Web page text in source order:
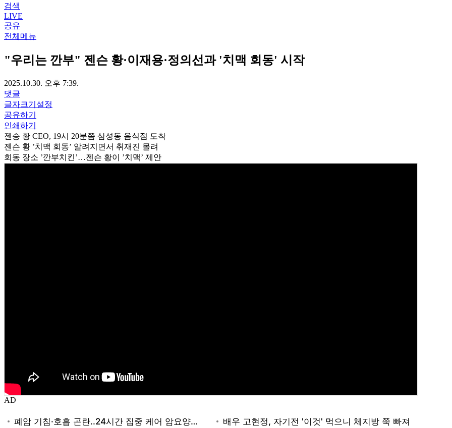
검색
LIVE
공유
전체메뉴
"우리는 깐부" 젠슨 황·이재용·정의선과 '치맥 회동' 시작
2025.10.30. 오후 7:39.
댓글
글자크기설정
공유하기
인쇄하기
젠승 황 CEO, 19시 20분쯤 삼성동 음식점 도착
젠슨 황 ’치맥 회동’ 알려지면서 취재진 몰려
회동 장소 ’깐부치킨’…젠슨 황이 ’치맥’ 제안
AD